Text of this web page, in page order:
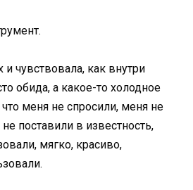
чувствовала, как внутри
обида, а какое-то холодное
меня не спросили, меня не
поставили в известность,
мягко, красиво,